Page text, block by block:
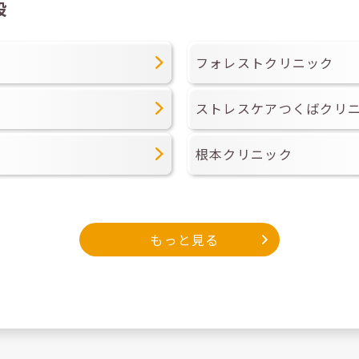
フォレストクリニック
ストレスケアつくばクリ
根本クリニック
もっと見る